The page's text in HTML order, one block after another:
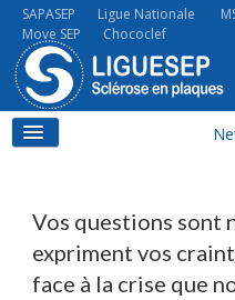
Ligue Nationale
SAPASEP
Move SEP
Chococlef
LA SEP
Vos questions sont
expriment vos
face à la crise que